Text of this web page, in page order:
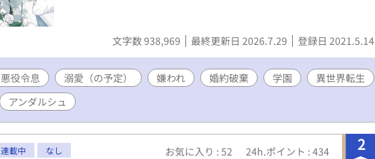
文字数 938,969 最終更新日 2026.7.29 登録日 2021.5.14
悪役令息 溺愛（の予定） 嫌われ 婚約破棄 学園
異世界転生
アンダルシュ
2
連載中 なし お気に入り : 52 24h.ポイント : 434